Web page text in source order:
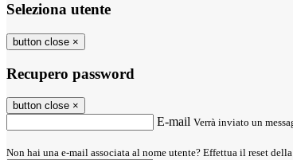
Seleziona utente
button close ×
Recupero password
button close ×
E-mail Verrà inviato un
Non hai una e-mail associata al nome utente? Effettua il reset